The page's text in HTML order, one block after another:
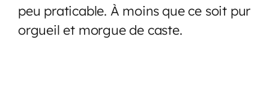
peu praticable. À moins que ce soit pur
orgueil et morgue de caste.